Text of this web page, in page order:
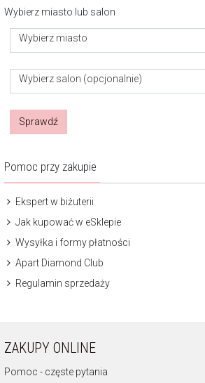
Wybierz miasto lub salon
Wybierz miasto
Wybierz salon (opcjonalnie)
Sprawdź
Pomoc przy zakupie
Ekspert w biżuterii
Jak kupować w eSklepie
Wysyłka i formy płatności
Apart Diamond Club
Regulamin sprzedaży
ZAKUPY ONLINE
Pomoc - częste pytania